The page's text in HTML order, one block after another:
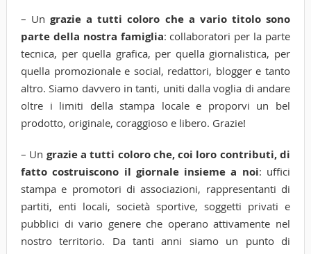
– Ungrazie a tutti coloro che a vario titolo sono
parte della nostra famiglia: collaboratori per la parte
tecnica, per quella grafica, per quella giornalistica, per
quella promozionale e social, redattori, blogger e tanto
altro. Siamo davvero in tanti, uniti dalla voglia di andare
oltre i limiti della stampa locale e proporvi un bel
prodotto, originale, coraggioso e libero. Grazie!
– Un grazie a tutti coloro che, coi loro contributi, di
fatto costruiscono il giornale insieme a noi: uffici
stampa e promotori di associazioni, rappresentanti di
partiti, enti locali, società sportive, soggetti privati e
pubblici di vario genere che operano attivamente nel
nostro territorio. Da tanti anni siamo un punto di